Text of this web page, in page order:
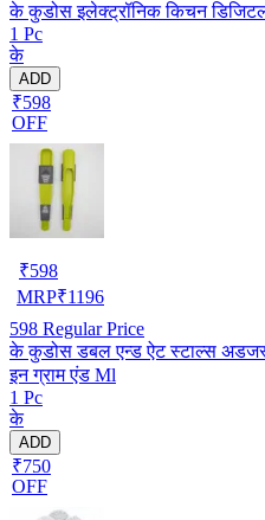
के कुडोस इलेक्ट्रॉनिक किचन
1 Pc
के
ADD
₹598
OFF
₹598
MRP₹1196
598 Regular Price
के कुडोस डबल एन्ड ऐट स्टाल्स
इन ग्राम एंड Ml
1 Pc
के
ADD
₹750
OFF